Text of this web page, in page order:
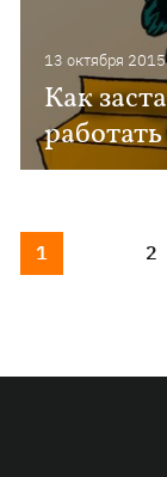
13 октября 2015
Как
1 2